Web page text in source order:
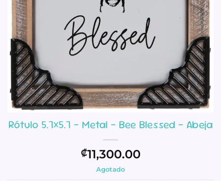
Rótulo 5.7×5.7 – Metal – Bee Blessed – Abeja
₡11,300.00
Agotado